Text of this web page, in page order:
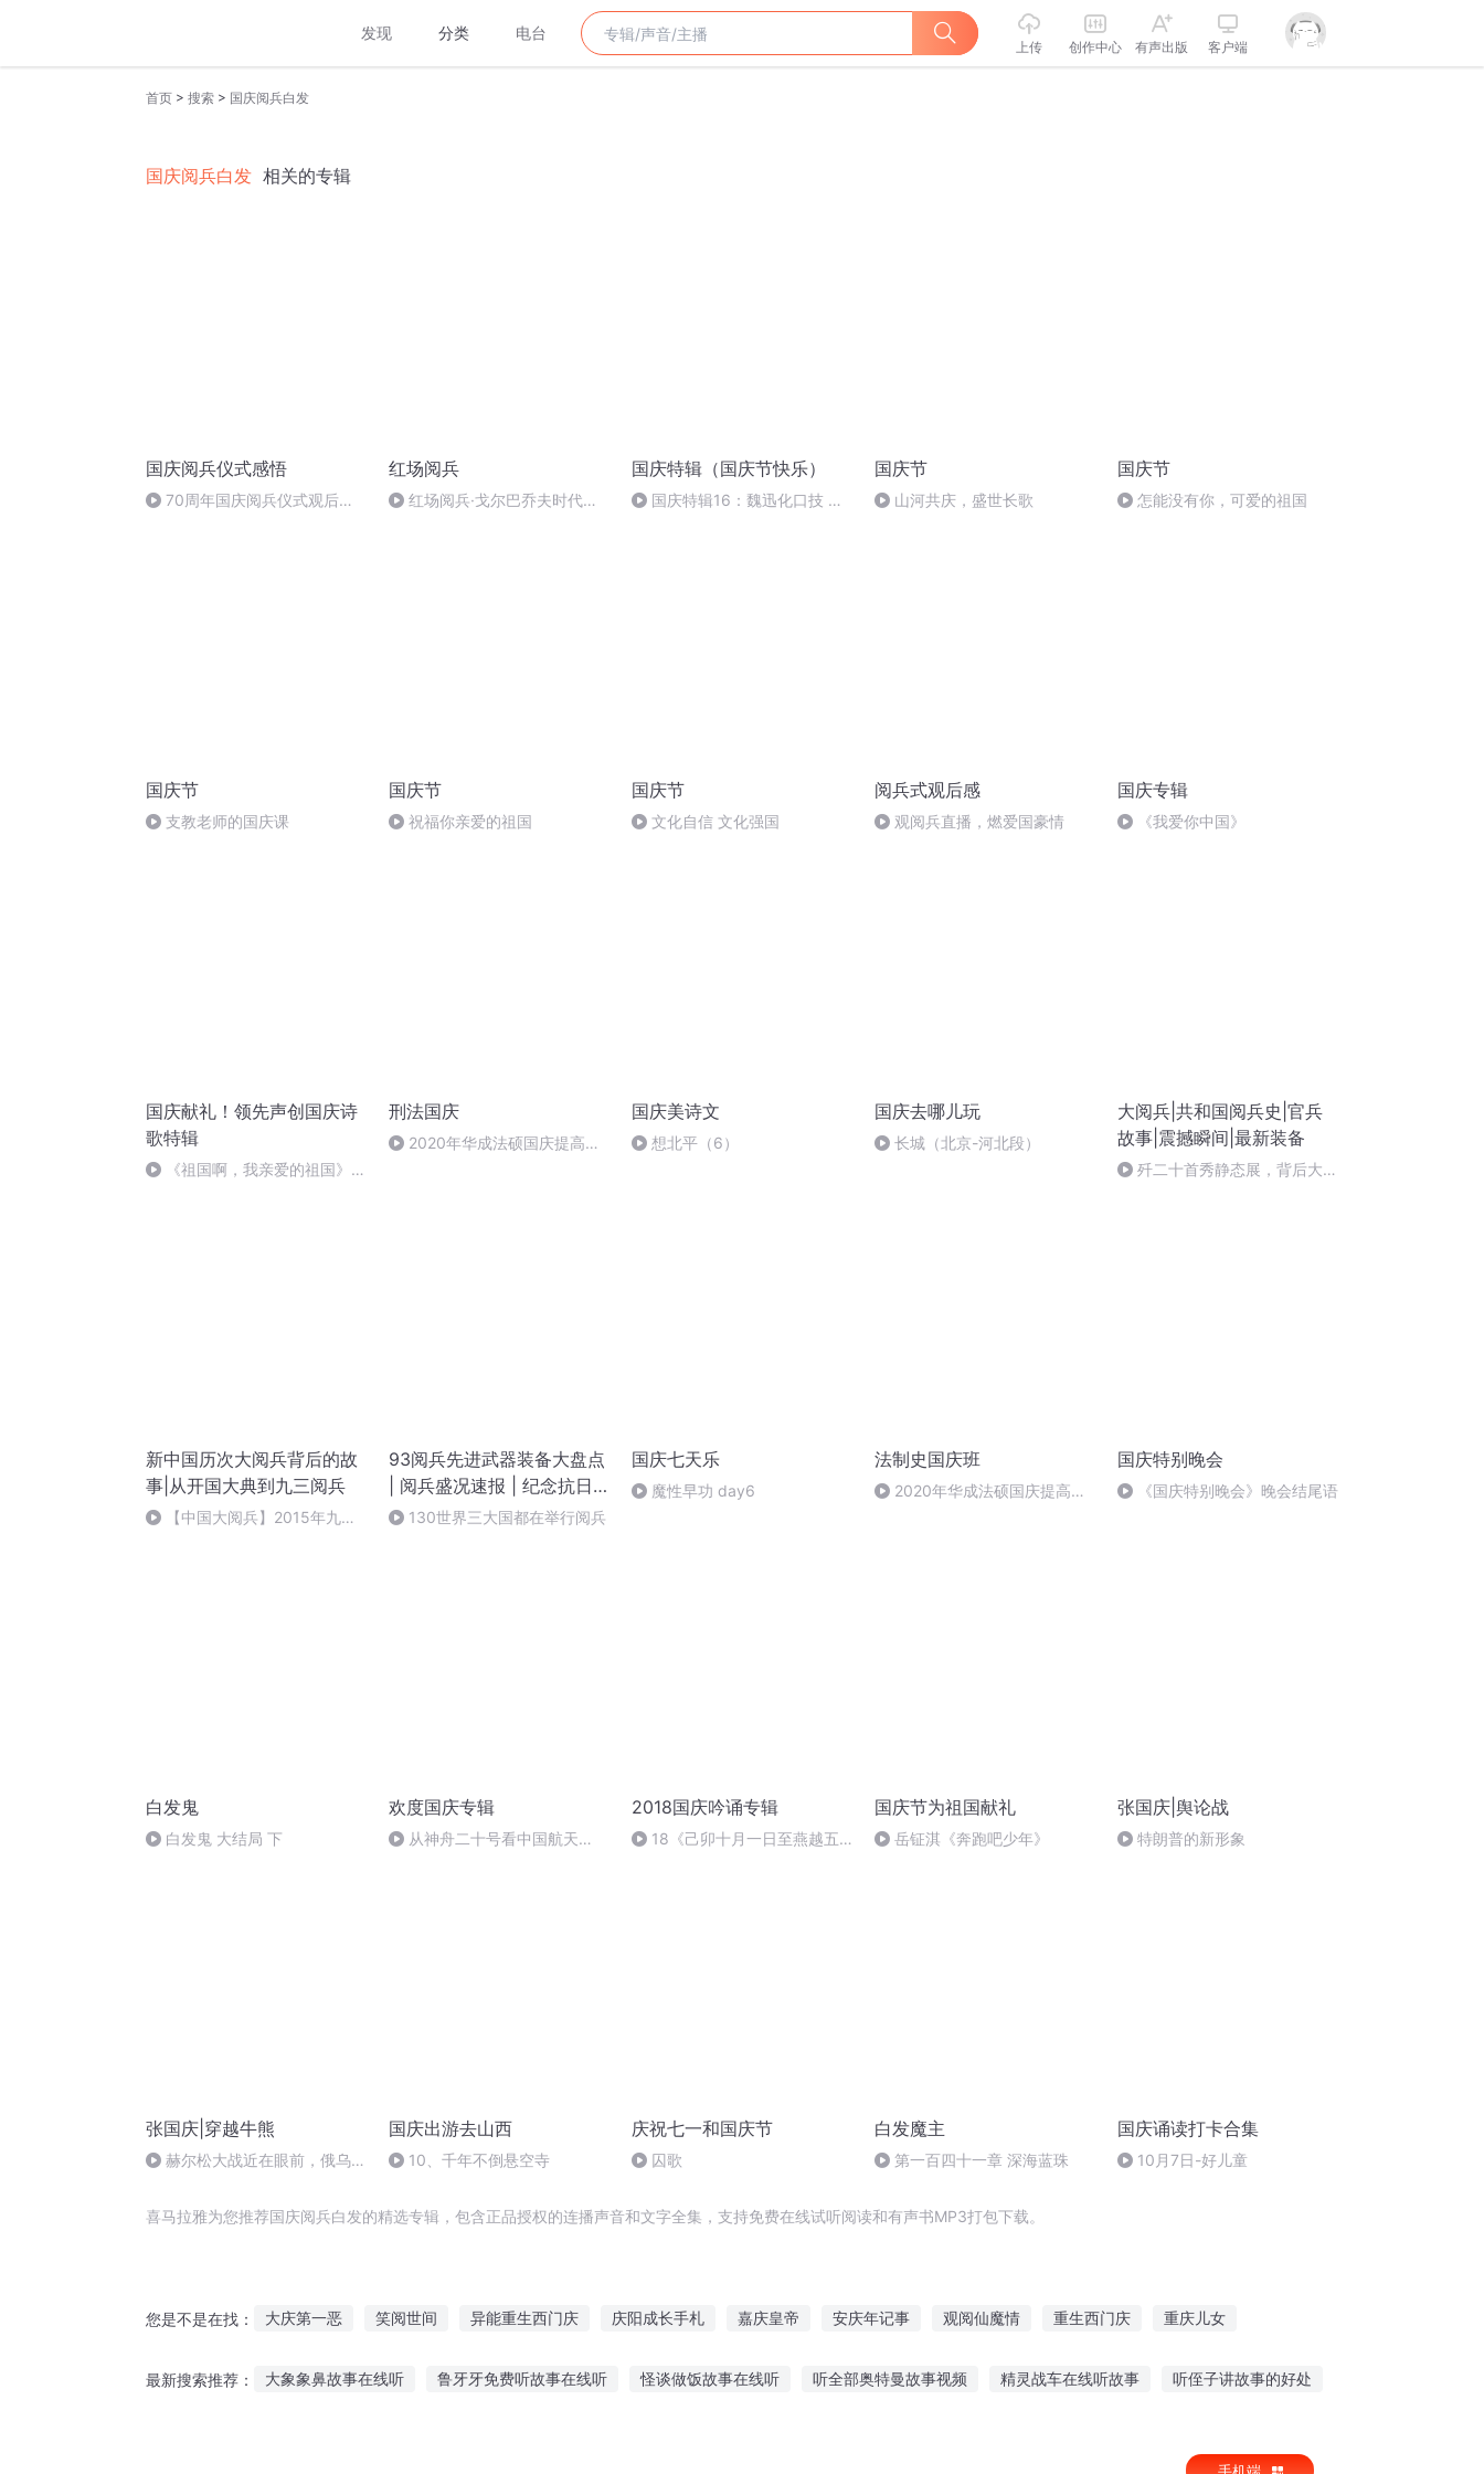
发现 分类 电台
上传 创作中心 有声出版 客户端
首页 > 搜索 > 国庆阅兵白发
国庆阅兵白发 相关的专辑
国庆阅兵仪式感悟
70周年国庆阅兵仪式观后感
红场阅兵
红场阅兵·戈尔巴乔夫时代
国庆特辑（国庆节快乐）
国庆特辑16：魏迅化口技 二
国庆节
山河共庆，盛世长歌
国庆节
怎能没有你，可爱的祖国
国庆节
支教老师的国庆课
国庆节
祝福你亲爱的祖国
国庆节
文化自信 文化强国
阅兵式观后感
观阅兵直播，燃爱国豪情
国庆专辑
《我爱你中国》
国庆献礼！领先声创国庆诗
歌特辑
《祖国啊，我亲爱的祖国》温
刑法国庆
2020年华成法硕国庆提高班
国庆美诗文
想北平（6）
国庆去哪儿玩
长城（北京-河北段）
大阅兵|共和国阅兵史|官兵
故事|震撼瞬间|最新装备
歼二十首秀静态展，背后大揭
新中国历次大阅兵背后的故
事|从开国大典到九三阅兵
【中国大阅兵】2015年九三
93阅兵先进武器装备大盘点
| 阅兵盛况速报 | 纪念抗日
战争胜利80周年大阅兵
130世界三大国都在举行阅兵
国庆七天乐
魔性早功 day6
法制史国庆班
2020年华成法硕国庆提高班
国庆特别晚会
《国庆特别晚会》晚会结尾语
白发鬼
白发鬼 大结局 下
欢度国庆专辑
从神舟二十号看中国航天
2018国庆吟诵专辑
18《己卯十月一日至燕越五
国庆节为祖国献礼
岳钲淇《奔跑吧少年》
张国庆|舆论战
特朗普的新形象
张国庆|穿越牛熊
赫尔松大战近在眼前，俄乌冲
国庆出游去山西
10、千年不倒悬空寺
庆祝七一和国庆节
囚歌
白发魔主
第一百四十一章 深海蓝珠
国庆诵读打卡合集
10月7日-好儿童
喜马拉雅为您推荐国庆阅兵白发的精选专辑，包含正品授权的连播声音和文字全集，支持免费在线试听阅读和有声书MP3打包下载。
您是不是在找： 大庆第一恶 笑阅世间 异能重生西门庆 庆阳成长手札 嘉庆皇帝 安庆年记事 观阅仙魔情 重生西门庆 重庆儿女
最新搜索推荐： 大象象鼻故事在线听 鲁牙牙免费听故事在线听 怪谈做饭故事在线听 听全部奥特曼故事视频 精灵战车在线听故事 听侄子讲故事的好处